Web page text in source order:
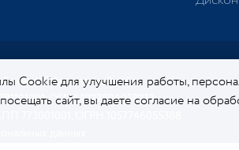
завод. Официальный сайт.
ОГРН 1027806058213
773001001, ОГРН 1057746055388
Cookie для улучшения работы,
сайт, вы даете согласие на